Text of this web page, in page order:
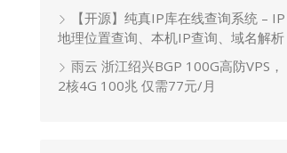
【开源】纯真IP库在线查询系统 – IP
地理位置查询、本机IP查询、域名解析
雨云 浙江绍兴BGP 100G高防VPS，
2核4G 100兆 仅需77元/月